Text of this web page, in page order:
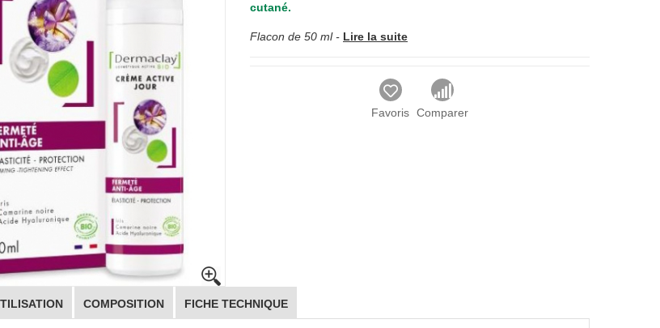
cutané.
Flacon de 50 ml - Lire la suite
Favoris Comparer
COMPOSITION FICHE TECHNIQUE